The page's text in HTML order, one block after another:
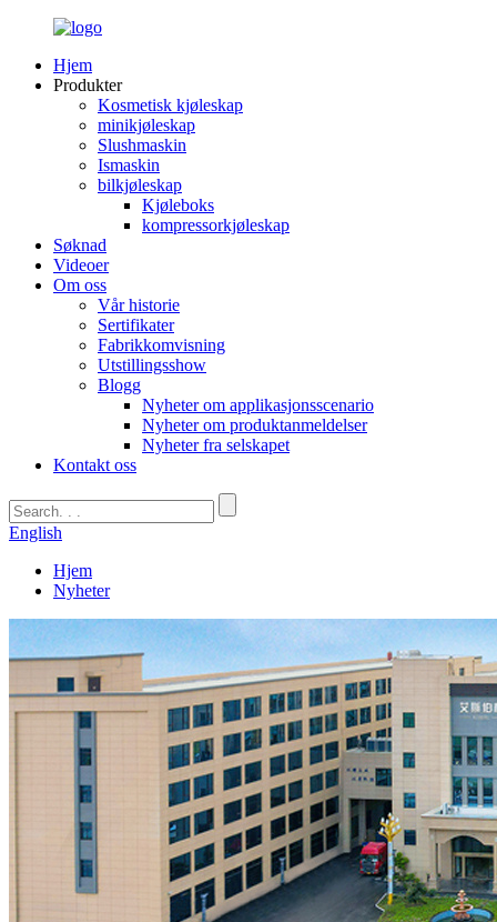
Hjem
Produkter
Kosmetisk kjøleskap
minikjøleskap
Slushmaskin
Ismaskin
bilkjøleskap
Kjøleboks
kompressorkjøleskap
Søknad
Videoer
Om oss
Vår historie
Sertifikater
Fabrikkomvisning
Utstillingsshow
Blogg
Nyheter om applikasjonsscenario
Nyheter om produktanmeldelser
Nyheter fra selskapet
Kontakt oss
English
Hjem
Nyheter